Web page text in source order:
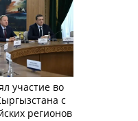
участие во
с
регионов